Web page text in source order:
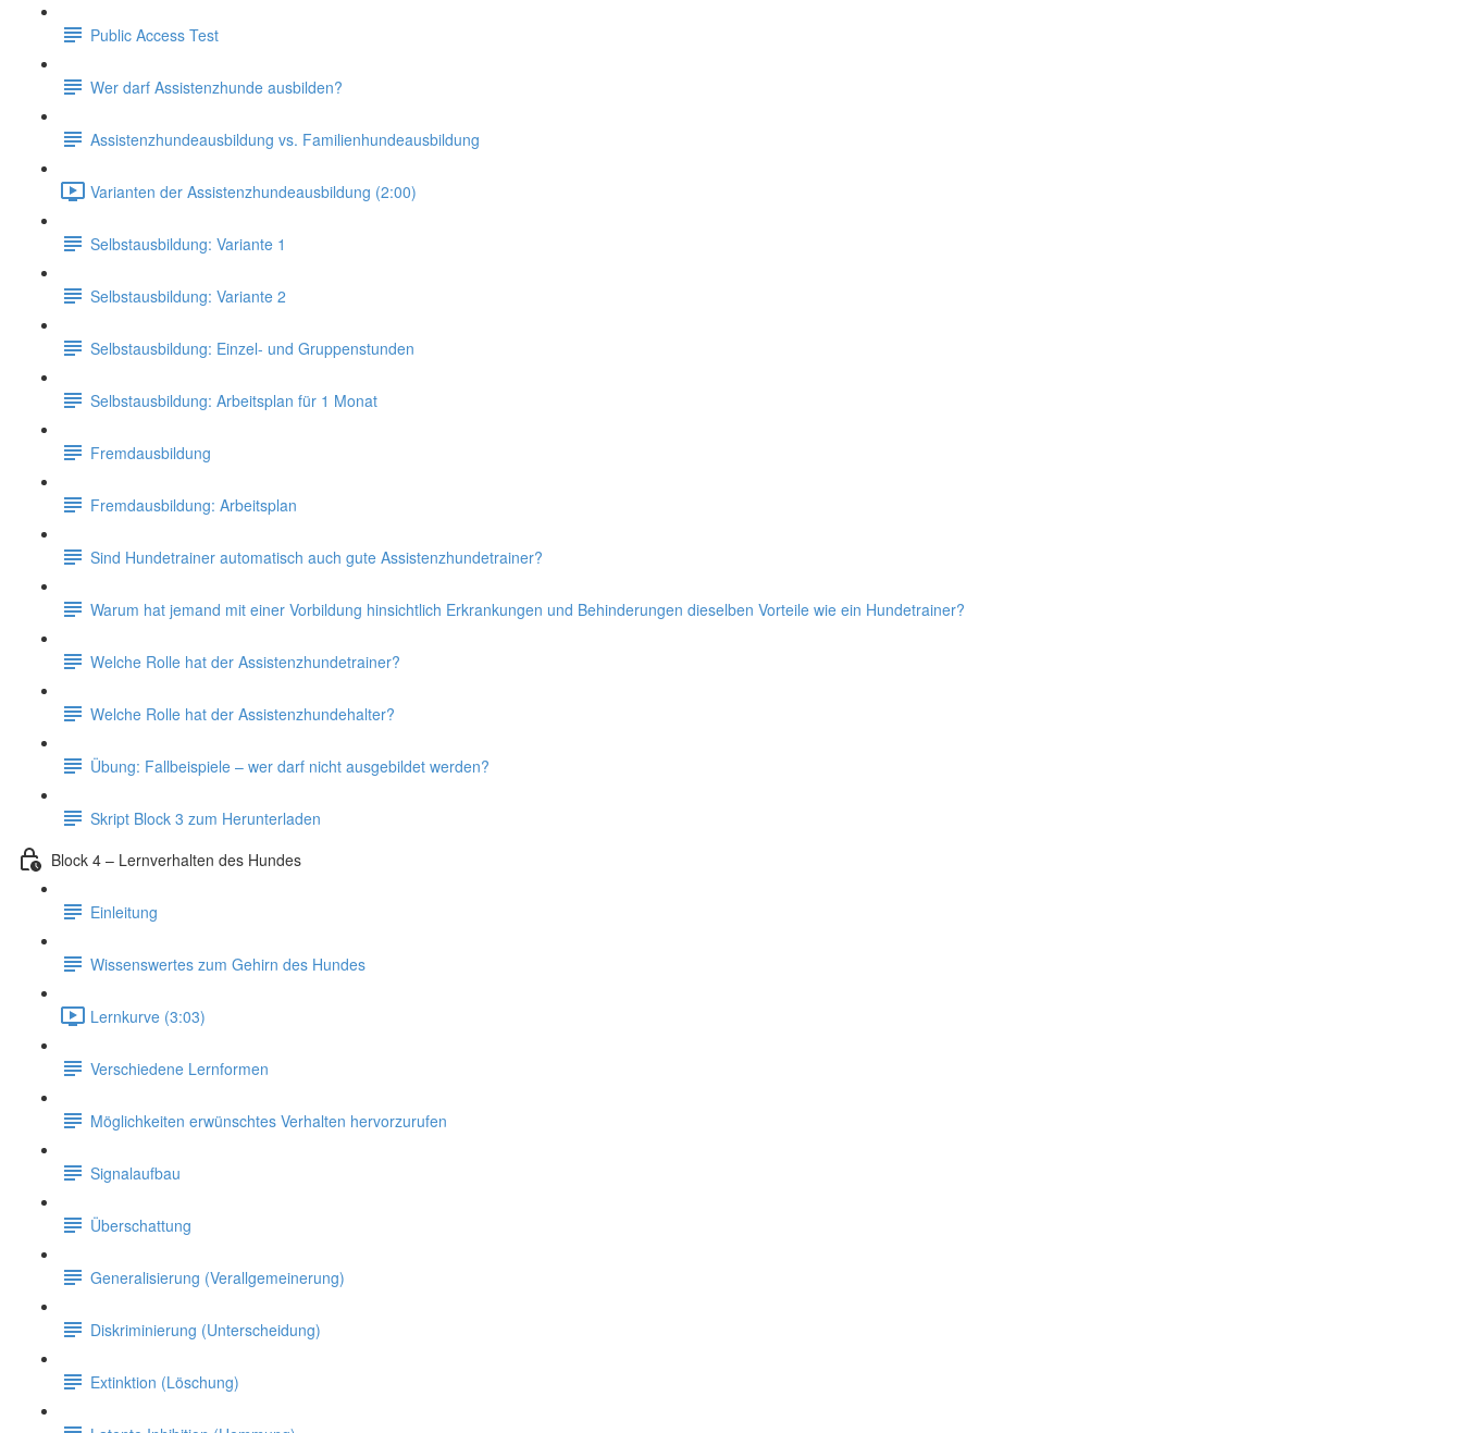
Public Access Test
Wer darf Assistenzhunde ausbilden?
Assistenzhundeausbildung vs. Familienhundeausbildung
Varianten der Assistenzhundeausbildung (2:00)
Selbstausbildung: Variante 1
Selbstausbildung: Variante 2
Selbstausbildung: Einzel- und Gruppenstunden
Selbstausbildung: Arbeitsplan für 1 Monat
Fremdausbildung
Fremdausbildung: Arbeitsplan
Sind Hundetrainer automatisch auch gute Assistenzhundetrainer?
Warum hat jemand mit einer Vorbildung hinsichtlich Erkrankungen und Behinderungen dieselben Vorteile wie ein Hundetrainer?
Welche Rolle hat der Assistenzhundetrainer?
Welche Rolle hat der Assistenzhundehalter?
Übung: Fallbeispiele – wer darf nicht ausgebildet werden?
Skript Block 3 zum Herunterladen
Block 4 – Lernverhalten des Hundes
Einleitung
Wissenswertes zum Gehirn des Hundes
Lernkurve (3:03)
Verschiedene Lernformen
Möglichkeiten erwünschtes Verhalten hervorzurufen
Signalaufbau
Überschattung
Generalisierung (Verallgemeinerung)
Diskriminierung (Unterscheidung)
Extinktion (Löschung)